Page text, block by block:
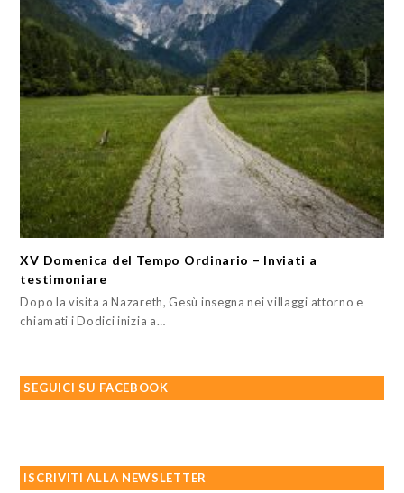
XV Domenica del Tempo Ordinario – Inviati a
testimoniare
Dopo la visita a Nazareth, Gesù insegna nei villaggi attorno e
chiamati i Dodici inizia a…
SEGUICI SU FACEBOOK
ISCRIVITI ALLA NEWSLETTER